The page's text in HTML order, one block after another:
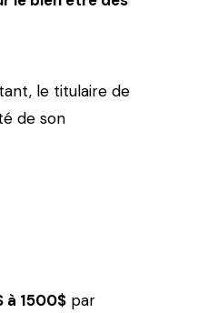
le titulaire de
de son
à 1500$ par